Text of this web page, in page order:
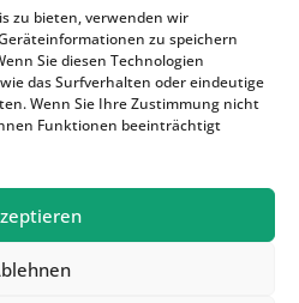
zu bieten, verwenden wir
zu speichern
Sie diesen Technologien
das Surfverhalten oder eindeutige
Wenn Sie Ihre Zustimmung nicht
Funktionen beeinträchtigt
KUCHEN
Parksiedlung